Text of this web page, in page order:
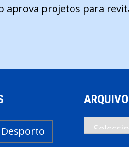
aprova projetos para
Desporto
ARQUIVO
Arquivo